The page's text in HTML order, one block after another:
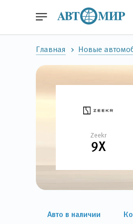
Главная Новые
Zeekr
9X
Авто в наличии